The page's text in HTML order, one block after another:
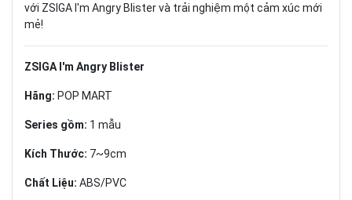
với ZSIGA I'm Angry Blister và trải nghiệm một cảm xúc mới
mẻ!
ZSIGA I'm Angry Blister
Hãng: POP MART
Series gồm: 1 mẫu
Kích Thước: 7~9cm
Chất Liệu: ABS/PVC